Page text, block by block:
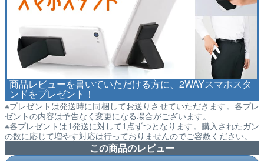
商品レビューを書いていただける方に、2WAYスマホスタ
ンドをプレゼント！
※プレゼントは発送時に同梱してお送りさせていただきます。各プレ
ゼントの内容は予告なく変更になる場合がございます。
※各プレゼントは1発送に対して1点ずつとなります。購入されたガン
の数に応じて増やす対応は行っておりませんのでご容赦ください。
この商品のレビュー